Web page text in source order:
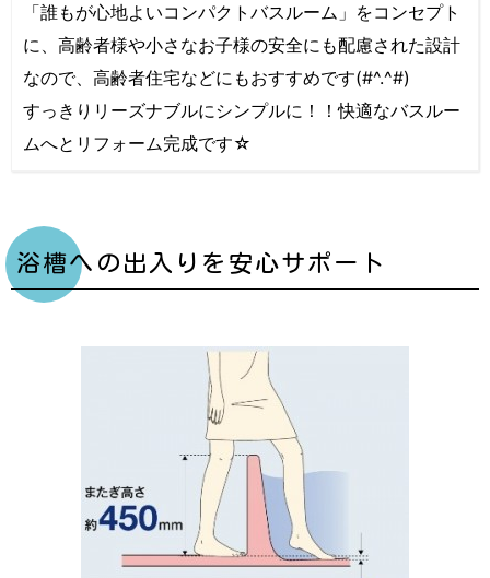
「誰もが心地よいコンパクトバスルーム」をコンセプト
に、高齢者様や小さなお子様の安全にも配慮された設計
なので、高齢者住宅などにもおすすめです(#^.^#)
すっきりリーズナブルにシンプルに！！快適なバスルー
ムへとリフォーム完成です☆
浴槽への出入りを安心サポート